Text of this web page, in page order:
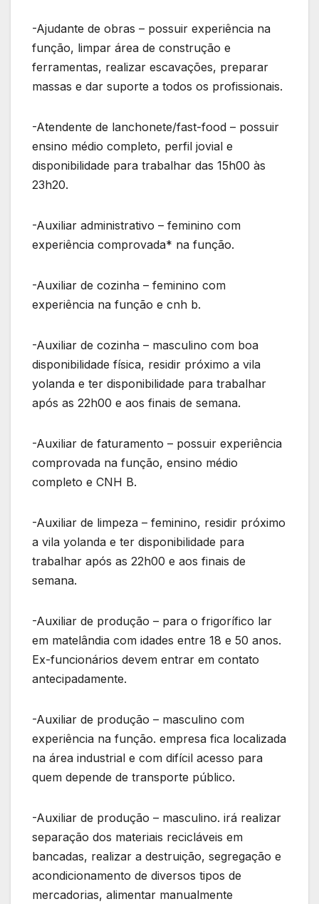
-Ajudante de obras – possuir experiência na
função, limpar área de construção e
ferramentas, realizar escavações, preparar
massas e dar suporte a todos os profissionais.
-Atendente de lanchonete/fast-food – possuir
ensino médio completo, perfil jovial e
disponibilidade para trabalhar das 15h00 às
23h20.
-Auxiliar administrativo – feminino com
experiência comprovada* na função.
-Auxiliar de cozinha – feminino com
experiência na função e cnh b.
-Auxiliar de cozinha – masculino com boa
disponibilidade física, residir próximo a vila
yolanda e ter disponibilidade para trabalhar
após as 22h00 e aos finais de semana.
-Auxiliar de faturamento – possuir experiência
comprovada na função, ensino médio
completo e CNH B.
-Auxiliar de limpeza – feminino, residir próximo
a vila yolanda e ter disponibilidade para
trabalhar após as 22h00 e aos finais de
semana.
-Auxiliar de produção – para o frigorífico lar
em matelândia com idades entre 18 e 50 anos.
Ex-funcionários devem entrar em contato
antecipadamente.
-Auxiliar de produção – masculino com
experiência na função. empresa fica localizada
na área industrial e com difícil acesso para
quem depende de transporte público.
-Auxiliar de produção – masculino. irá realizar
separação dos materiais recicláveis em
bancadas, realizar a destruição, segregação e
acondicionamento de diversos tipos de
mercadorias, alimentar manualmente